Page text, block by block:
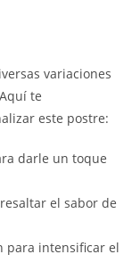
variaciones
te
este postre:
darle un toque
el sabor de
para intensificar el